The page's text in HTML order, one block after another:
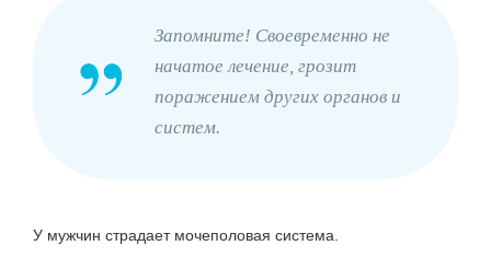
Запомните! Своевременно не
начатое лечение, грозит
поражением других органов и
систем.
У мужчин страдает мочеполовая система.